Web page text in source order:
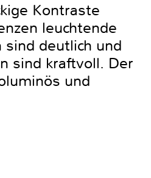
Kontraste
leuchtende
deutlich und
sind kraftvoll. Der
und